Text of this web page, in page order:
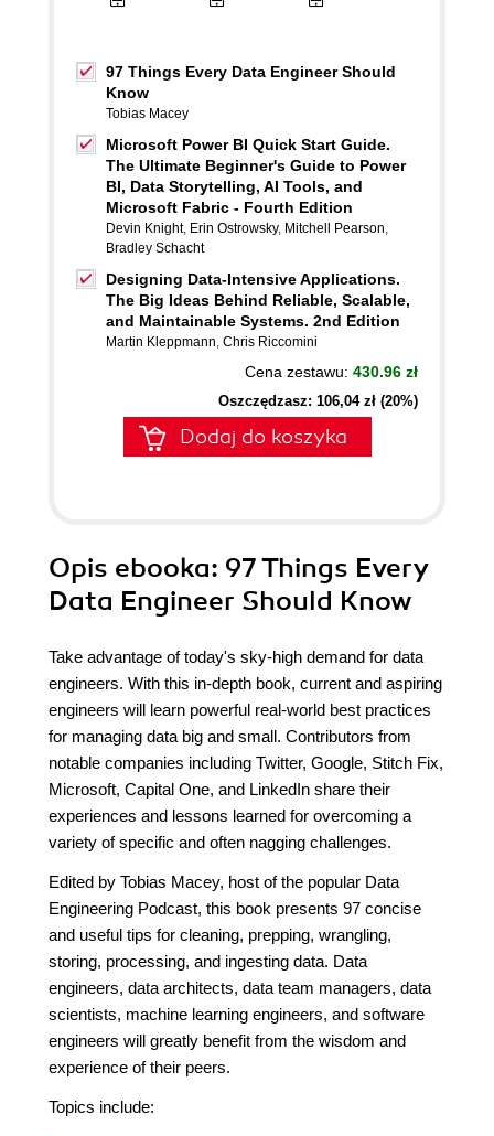
97 Things Every Data Engineer Should
Know
Tobias Macey
Microsoft Power BI Quick Start Guide.
The Ultimate Beginner's Guide to Power
BI, Data Storytelling, AI Tools, and
Microsoft Fabric - Fourth Edition
Devin Knight, Erin Ostrowsky, Mitchell Pearson,
Bradley Schacht
Designing Data-Intensive Applications.
The Big Ideas Behind Reliable, Scalable,
and Maintainable Systems. 2nd Edition
Martin Kleppmann, Chris Riccomini
Cena zestawu: 430.96 zł
Oszczędzasz: 106,04 zł (20%)
Dodaj do koszyka
Opis ebooka: 97 Things Every
Data Engineer Should Know
Take advantage of today's sky-high demand for data
engineers. With this in-depth book, current and aspiring
engineers will learn powerful real-world best practices
for managing data big and small. Contributors from
notable companies including Twitter, Google, Stitch Fix,
Microsoft, Capital One, and LinkedIn share their
experiences and lessons learned for overcoming a
variety of specific and often nagging challenges.
Edited by Tobias Macey, host of the popular Data
Engineering Podcast, this book presents 97 concise
and useful tips for cleaning, prepping, wrangling,
storing, processing, and ingesting data. Data
engineers, data architects, data team managers, data
scientists, machine learning engineers, and software
engineers will greatly benefit from the wisdom and
experience of their peers.
Topics include: